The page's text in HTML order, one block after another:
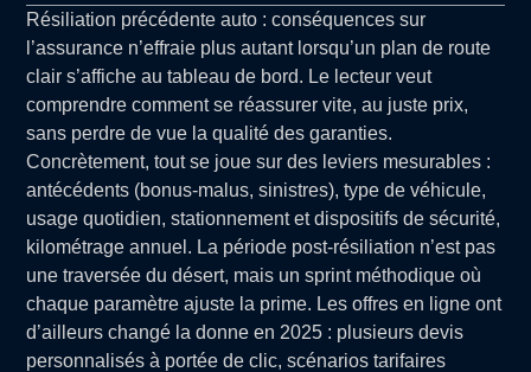
Résiliation précédente auto : conséquences sur
l’assurance n’effraie plus autant lorsqu’un plan de route
clair s’affiche au tableau de bord. Le lecteur veut
comprendre comment se réassurer vite, au juste prix,
sans perdre de vue la qualité des garanties.
Concrètement, tout se joue sur des leviers mesurables :
antécédents (bonus-malus, sinistres), type de véhicule,
usage quotidien, stationnement et dispositifs de sécurité,
kilométrage annuel. La période post-résiliation n’est pas
une traversée du désert, mais un sprint méthodique où
chaque paramètre ajuste la prime. Les offres en ligne ont
d’ailleurs changé la donne en 2025 : plusieurs devis
personnalisés à portée de clic, scénarios tarifaires